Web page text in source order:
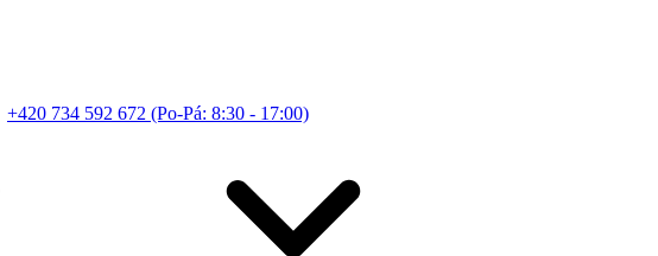
+420 734 592 672 (Po-Pá: 8:30 - 17:00)